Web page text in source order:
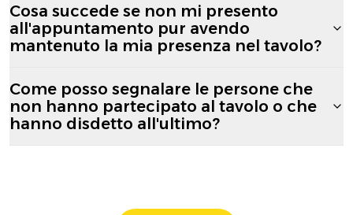
Cosa succede se non mi presento
all'appuntamento pur avendo
mantenuto la mia presenza nel tavolo?
Come posso segnalare le persone che
non hanno partecipato al tavolo o che
hanno disdetto all'ultimo?